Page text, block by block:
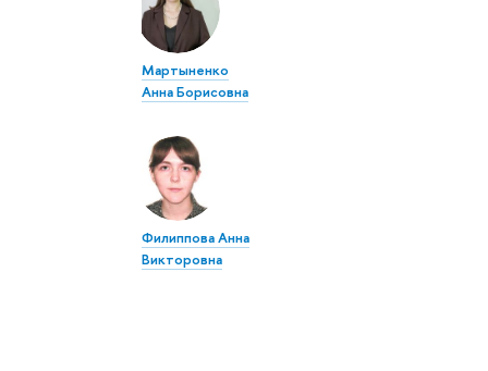
Мартыненко
Анна Борисовна
Филиппова Анна
Викторовна